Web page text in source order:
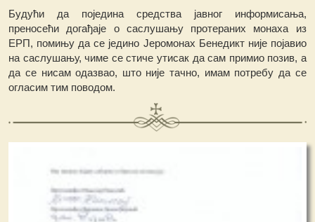
Будући да поједина средства јавног информисања,
преносећи догађаје о саслушању протераних монаха из
ЕРП, помињу да се једино Јеромонах Бенедикт није појавио
на саслушању, чиме се стиче утисак да сам примио позив, а
дa се нисам одазвао, што није тачно, имам потребу да се
огласим тим поводом.